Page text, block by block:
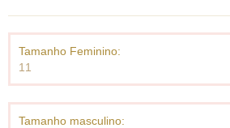
Tamanho Feminino:
11
Tamanho masculino: